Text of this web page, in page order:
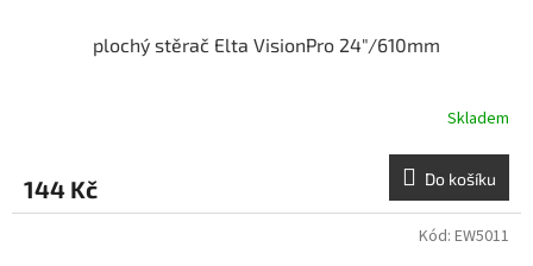
plochý stěrač Elta VisionPro 24"/610mm
Skladem
144 Kč Do košíku
Kód: EW5011